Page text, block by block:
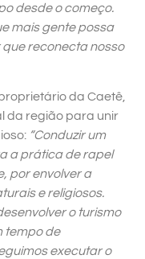
desde o começo.
mais gente possa
reconecta nosso
da Caetê,
da região para unir
“Conduzir um
a prática de rapel
por envolver a
e religiosos.
o turismo
tempo de
executar o